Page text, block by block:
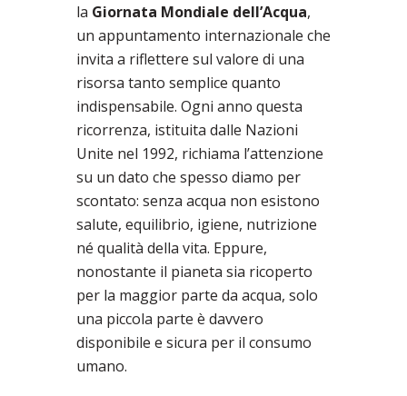
la Giornata Mondiale dell’Acqua,
un appuntamento internazionale che
invita a riflettere sul valore di una
risorsa tanto semplice quanto
indispensabile. Ogni anno questa
ricorrenza, istituita dalle Nazioni
Unite nel 1992, richiama l’attenzione
su un dato che spesso diamo per
scontato: senza acqua non esistono
salute, equilibrio, igiene, nutrizione
né qualità della vita. Eppure,
nonostante il pianeta sia ricoperto
per la maggior parte da acqua, solo
una piccola parte è davvero
disponibile e sicura per il consumo
umano.